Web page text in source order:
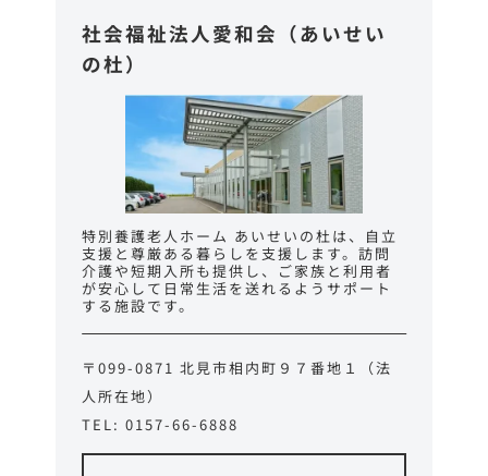
社会福祉法人愛和会（あいせい
の杜）
特別養護老人ホーム あいせいの杜は、自立
支援と尊厳ある暮らしを支援します。訪問
介護や短期入所も提供し、ご家族と利用者
が安心して日常生活を送れるようサポート
する施設です。
〒099-0871 北見市相内町９７番地１（法
人所在地）
TEL: 0157-66-6888